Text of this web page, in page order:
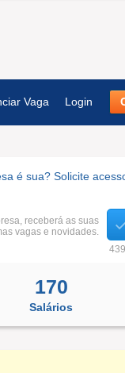
Vaga Login
é sua? Solicite
receberá as suas
vagas e novidades.
170
Salários